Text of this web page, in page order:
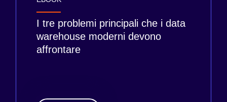
I tre problemi principali che i data
warehouse moderni devono
affrontare